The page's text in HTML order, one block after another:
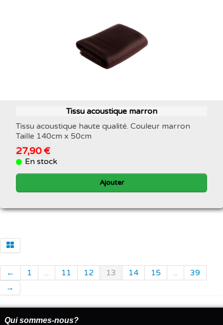
Tissu acoustique marron
Tissu acoustique haute qualité. Couleur marron
Taille 140cm x 50cm
27,90 €
En stock
Ajouter
← 1 ... 11 12 13 14 15 ...
39
→
Qui sommes-nous?